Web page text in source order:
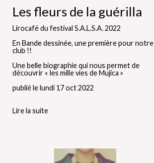
Les fleurs de la guérilla
Lirocafé du festival S.A.L.S.A. 2022
En Bande dessinée, une première pour notre
club !!
Une belle biographie qui nous permet de
découvrir « les mille vies de Mujica »
publié le lundi 17 oct 2022
Lire la suite